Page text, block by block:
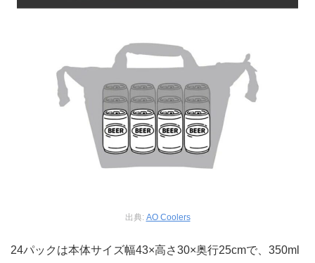
出典: AO Coolers
24パックは本体サイズ幅43×高さ30×奥行25cmで、350ml